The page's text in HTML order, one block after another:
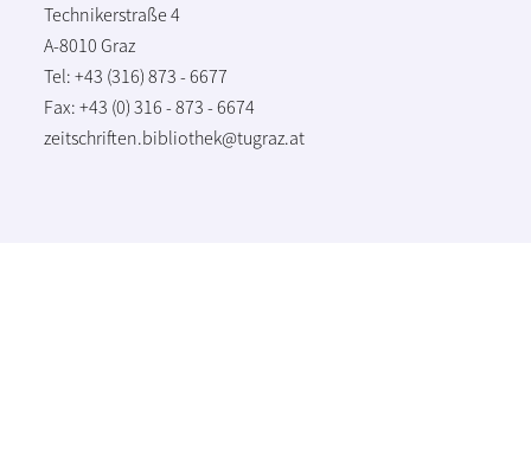
Technikerstraße 4
A-8010 Graz
Tel: +43 (316) 873 - 6677
Fax: +43 (0) 316 - 873 - 6674
zeitschriften.bibliothek@tugraz.at